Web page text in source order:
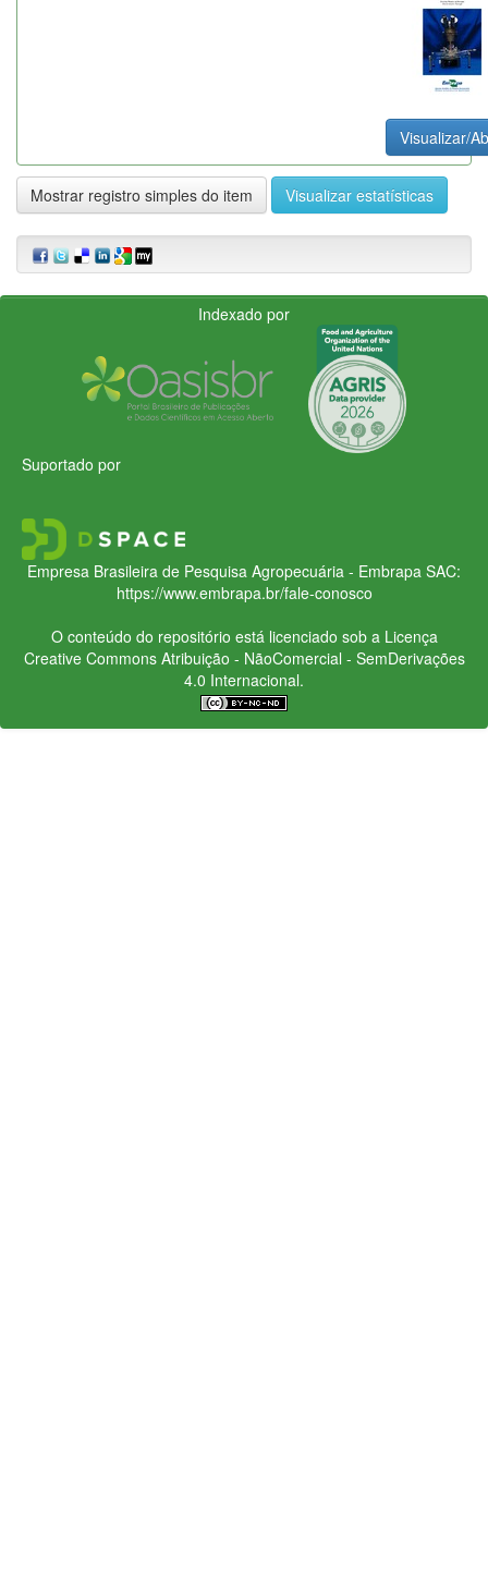
Visualizar/
Mostrar registro simples do item Visualizar estatísticas
Indexado por
Suportado por
Empresa Brasileira de Pesquisa Agropecuária - Embrapa SAC:
https://www.embrapa.br/fale-conosco
O conteúdo do repositório está licenciado sob a Licença
Creative CommonsAtribuição - NãoComercial - SemDerivações
4.0 Internacional.